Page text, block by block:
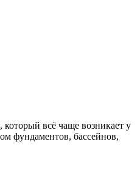
всё чаще возникает у
фундаментов, бассейнов,